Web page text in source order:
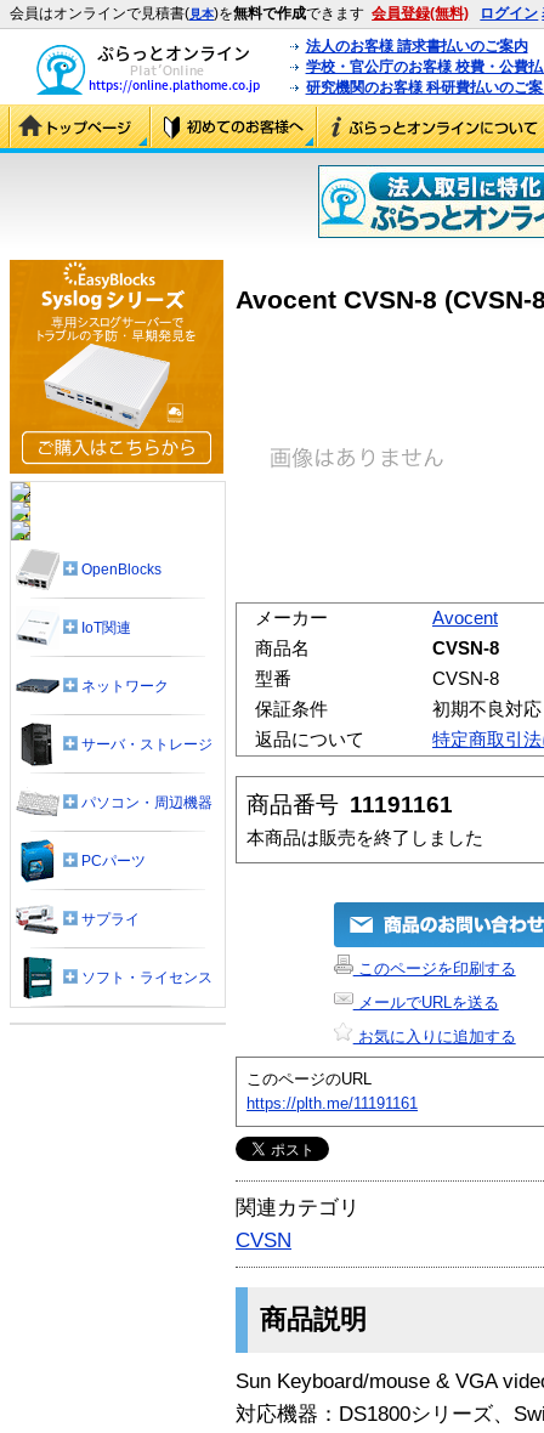
会員はオンラインで見積書(見本)を無料で作成できます 会員登録(無料) ログイン
法人のお客様 請求書払いのご案内
学校・官公庁のお客様 校費・公費
研究機関のお客様 科研費払いのご
Avocent CVSN-8 (CVSN-
メーカー
Avocent
商品名
CVSN-8
型番
CVSN-8
保証条件
初期不良対
返品について
特定商取引
商品番号 11191161
本商品は販売を終了しました
このページを印刷する
メールでURLを送る
お気に入りに追加する
このページのURL
https://plth.me/11191161
関連カテゴリ
CVSN
商品説明
Sun Keyboard/mouse & VGA
対応機器：DS1800シリーズ、
OpenBlocks
IoT関連
ネットワーク
サーバ・ストレージ
パソコン・周辺機器
PCパーツ
サプライ
ソフト・ライセンス